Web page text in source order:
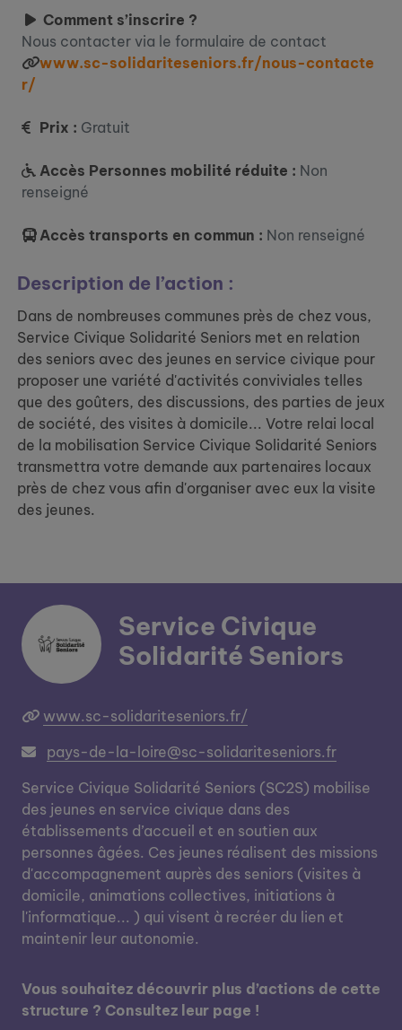
Comment s’inscrire ?
Nous contacter via le formulaire de contact
www.sc-solidariteseniors.fr/nous-contacte
r/
Prix : Gratuit
Accès Personnes mobilité réduite : Non
renseigné
Accès transports en commun : Non renseigné
Description de l’action :
Dans de nombreuses communes près de chez vous,
Service Civique Solidarité Seniors met en relation
des seniors avec des jeunes en service civique pour
proposer une variété d'activités conviviales telles
que des goûters, des discussions, des parties de jeux
de société, des visites à domicile... Votre relai local
de la mobilisation Service Civique Solidarité Seniors
transmettra votre demande aux partenaires locaux
près de chez vous afin d'organiser avec eux la visite
des jeunes.
Service Civique
Solidarité Seniors
www.sc-solidariteseniors.fr/
pays-de-la-loire@sc-solidariteseniors.fr
Service Civique Solidarité Seniors (SC2S) mobilise
des jeunes en service civique dans des
établissements d’accueil et en soutien aux
personnes âgées. Ces jeunes réalisent des missions
d'accompagnement auprès des seniors (visites à
domicile, animations collectives, initiations à
l'informatique... ) qui visent à recréer du lien et
maintenir leur autonomie.
Vous souhaitez découvrir plus d’actions de cette
structure ? Consultez leur page !